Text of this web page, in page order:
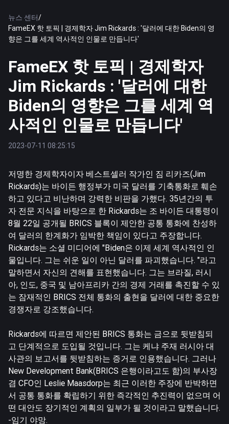
뉴스 센터/
FameEX 핫 토픽 | 경제학자 Jim Rickards : '달러에 대한 Biden의 영
향은 그를 세계 역사적인 인물로 만듭니다'
FameEX 핫 토픽 | 경제학자
Jim Rickards : '달러에 대한
Biden의 영향은 그를 세계 역
사적인 인물로 만듭니다'
2023-07-11 08:25:15
저명한 경제학자이자 베스트셀러 작가인 짐 리카즈(Jim
Rickards)는 바이든 행정부가 미국 달러를 기축통화로 훼손
하고 있다고 비난하며 강력한 비판을 가했다. 35년간의 투
자 전문 지식을 바탕으로 한 Rickards는 조 바이든 대통령이
8월 22일 공개될 BRICS 블록이 제안한 공통 통화에 찬성하
여 달러의 한계화가 임박한 책임이 있다고 주장합니다.
Rickards는 소셜 미디어에 "Biden은 이제 세계 역사적인 인
물입니다. 그는 쉬운 일이 아닌 달러를 파괴했습니다. "라고
말하면서 자신의 견해를 표현했습니다. 그는 브라질, 러시
아, 인도, 중국 및 남아프리카 간의 경제 거래를 촉진할 수 있
는 잠재적인 BRICS 전체 통화의 출현을 달러에 대한 중요한
경쟁자로 강조했습니다.
Rickards에 따르면 제안된 BRICS 통화는 금으로 뒷받침되
고 단계적으로 도입될 것입니다. 그는 케냐 주재 러시아 대
사관의 보고서를 뒷받침하는 증거로 인용했습니다. 그러나
New Development Bank(BRICS 은행이라고도 함)의 부사장
겸 CFO인 Leslie Maasdorp는 최근 이러한 주장에 반박하면
서 공통 통화를 확립하기 위한 즉각적인 추진력이 없으며 어
떤 대안도 장기적인 계획의 일부가 될 것이라고 말했습니다.
-임기 야망.